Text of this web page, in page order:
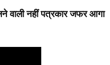
वाली नहीं पत्रकार जफर आगा